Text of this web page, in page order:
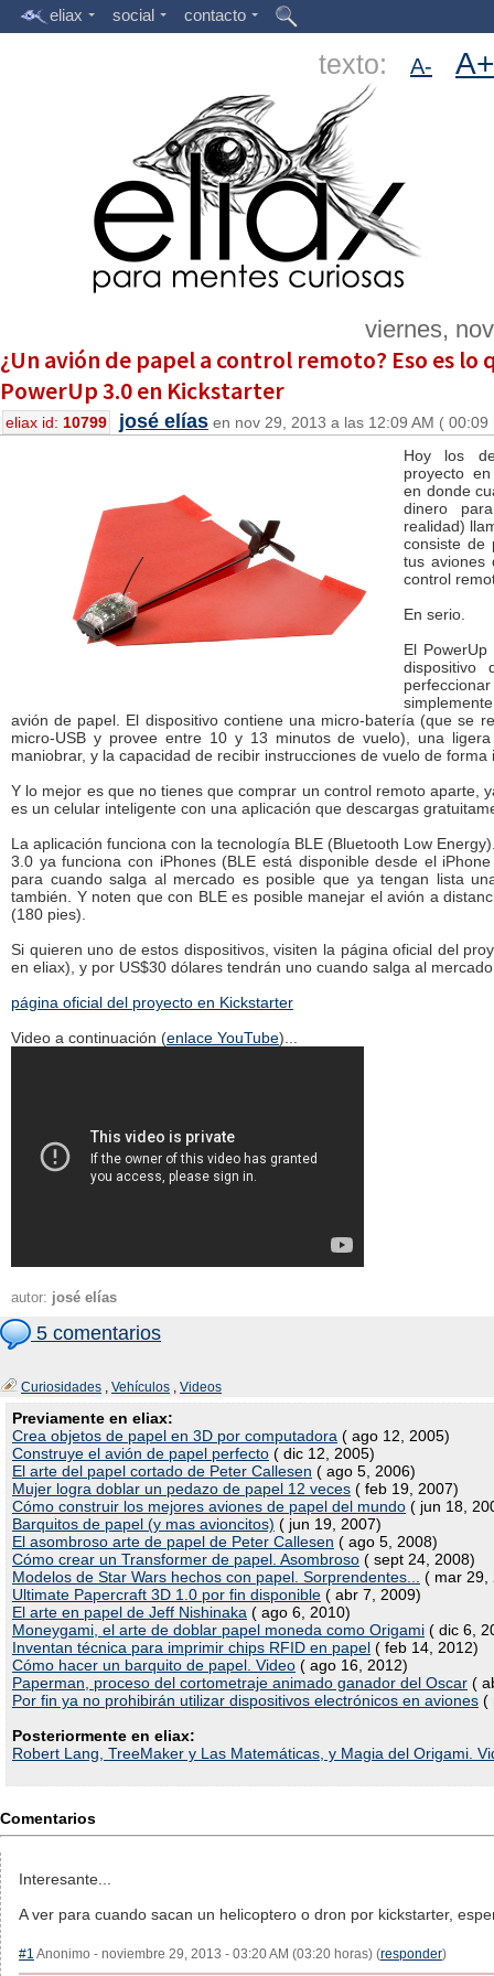
eliax social contacto
texto: A- A+
viernes,
¿Un avión de papel a control remoto? Eso es lo
PowerUp 3.0 en Kickstarter
eliax id: 10799 josé elías en nov 29, 2013 a las 12:09 AM ( 00:09
Hoy los
proyecto
en donde
dinero
realidad)
consiste de
tus aviones
control
En serio.
El
avión de papel. El dispositivo contiene una micro-batería (que se
micro-USB y provee entre 10 y 13 minutos de vuelo), una
maniobrar, y la capacidad de recibir instrucciones de vuelo de forma
Y lo mejor es que no tienes que comprar un control remoto aparte,
es un celular inteligente con una aplicación que descargas
La aplicación funciona con la tecnología BLE (Bluetooth Low
3.0 ya funciona con iPhones (BLE está disponible desde el
para cuando salga al mercado es posible que ya tengan lista
también. Y noten que con BLE es posible manejar el avión a
(180 pies).
Si quieren uno de estos dispositivos, visiten la página oficial del
en eliax), y por US$30 dólares tendrán uno cuando salga al
página oficial del proyecto en Kickstarter
Video a continuación (enlace YouTube)...
autor: josé elías
5 comentarios
Curiosidades , Vehículos , Videos
Previamente en eliax:
Crea objetos de papel en 3D por computadora ( ago 12, 2005)
Construye el avión de papel perfecto ( dic 12, 2005)
El arte del papel cortado de Peter Callesen ( ago 5, 2006)
Mujer logra doblar un pedazo de papel 12 veces ( feb 19, 2007)
Cómo construir los mejores aviones de papel del mundo ( jun 18,
Barquitos de papel (y mas avioncitos) ( jun 19, 2007)
El asombroso arte de papel de Peter Callesen ( ago 5, 2008)
Cómo crear un Transformer de papel. Asombroso ( sept 24, 2008)
Modelos de Star Wars hechos con papel. Sorprendentes...
( mar 29,
Ultimate Papercraft 3D 1.0 por fin disponible ( abr 7, 2009)
El arte en papel de Jeff Nishinaka ( ago 6, 2010)
Moneygami, el arte de doblar papel moneda como Origami ( dic 6,
Inventan técnica para imprimir chips RFID en papel ( feb 14, 2012)
Cómo hacer un barquito de papel. Video ( ago 16, 2012)
Paperman, proceso del cortometraje animado ganador del Oscar (
Por fin ya no prohibirán utilizar dispositivos electrónicos en aviones (
Posteriormente en eliax:
Robert Lang, TreeMaker y Las Matemáticas, y Magia del Origami.
Comentarios
Interesante...
A ver para cuando sacan un helicoptero o dron por kickstarter,
#1 Anonimo - noviembre 29, 2013 - 03:20 AM (03:20 horas) (responder)